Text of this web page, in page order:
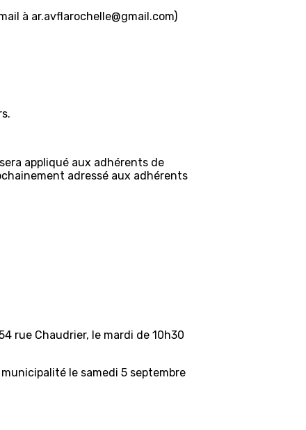
à ar.avflarochelle@gmail.com)
appliqué aux adhérents de
adressé aux adhérents
rue Chaudrier, le mardi de 10h30
le samedi 5 septembre